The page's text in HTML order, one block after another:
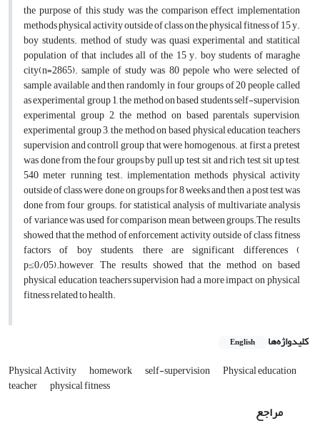
the purpose of this study was the comparison effect implementation
methods physical activity outside of class on the physical fitness of 15 y.
boy students. method of study was quasi experimental and statitical
population of that includes all of the 15 y. boy students of maraghe
city(n=2865). sample of study was 80 pepole who were selected of
sample available and then randomly in four groups of 20 people called
as experimental group 1, the method on based students self-supervision,
experimental group 2, the method on based parentals supervision,
experimental group 3, the method on based physical education teachers
supervision and controll group that were homogenous. at first a pretest
was done from the four groups by pull up test, sit and rich test, sit up test,
540 meter running test. implementation methods physical activity
outside of class were done on groups for 8 weeks and then a post test was
done from four groups. for statistical analysis of multivariate analysis
of variance was used for comparison mean between groups.The results
showed that the method of enforcement activity outside of class fitness
factors of boy students, there are significant differences (
p≤0/05).however, The results showed that the method on based
physical education teachers supervision had a more impact on physical
fitness related to health.
کلیدواژه‌ها English
Physical Activity homework self-supervision Physical education
teacher physical fitness
مراجع